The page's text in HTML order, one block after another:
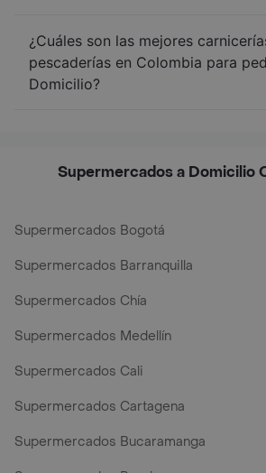
¿Cuáles son las mejores
pescaderías en Colombia para
Domicilio?
Supermercados a Domicilio
Supermercados Bogotá
Supermercados Barranquilla
Supermercados Chía
Supermercados Medellín
Supermercados Cali
Supermercados Cartagena
Supermercados Bucaramanga